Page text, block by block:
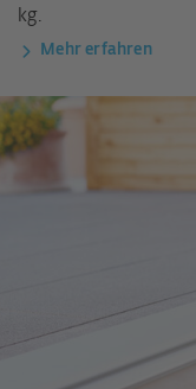
kg.
Mehr erfahren